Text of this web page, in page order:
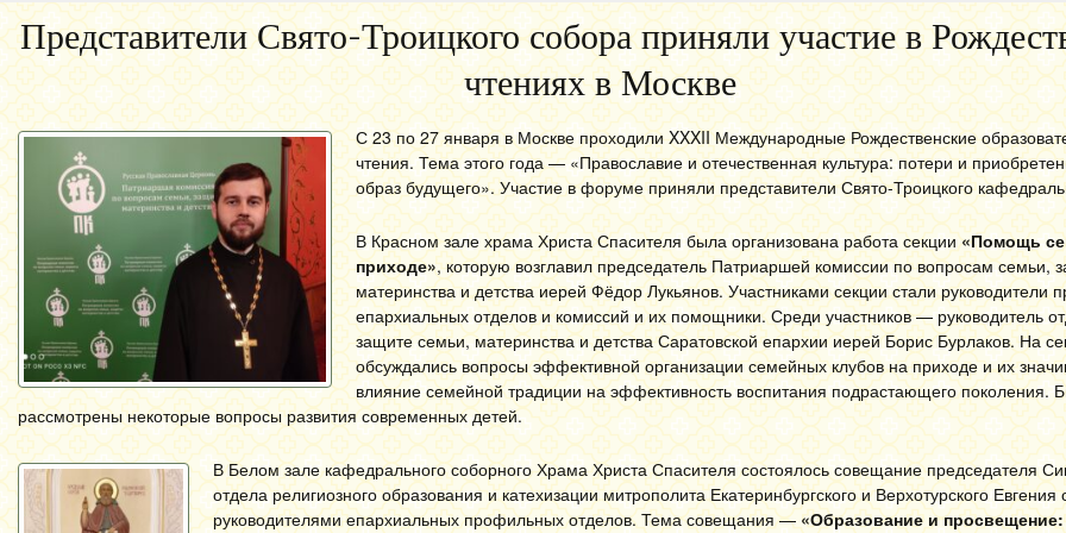
Представители Свято-Троицкого собора приняли участие в
чтениях в Москве
С 23 по 27 января в Москве проходили XXXII Международные Рождественские
чтения. Тема этого года — «Православие и отечественная культура: потери и
образ будущего». Участие в форуме приняли представители Свято-Троицкого
В Красном зале храма Христа Спасителя была организована работа секции «Помощь
приходе», которую возглавил председатель Патриаршей комиссии по вопросам семьи,
материнства и детства иерей Фёдор Лукьянов. Участниками секции стали руководители
епархиальных отделов и комиссий и их помощники. Среди участников — руководитель
защите семьи, материнства и детства Саратовской епархии иерей Борис Бурлаков. На
обсуждались вопросы эффективной организации семейных клубов на приходе и их
влияние семейной традиции на эффективность воспитания подрастающего поколения.
рассмотрены некоторые вопросы развития современных детей.
В Белом зале кафедрального соборного Храма Христа Спасителя состоялось совещание председателя
отдела религиозного образования и катехизации митрополита Екатеринбургского и Верхотурского Евгения
руководителями епархиальных профильных отделов. Тема совещания — «Образование и